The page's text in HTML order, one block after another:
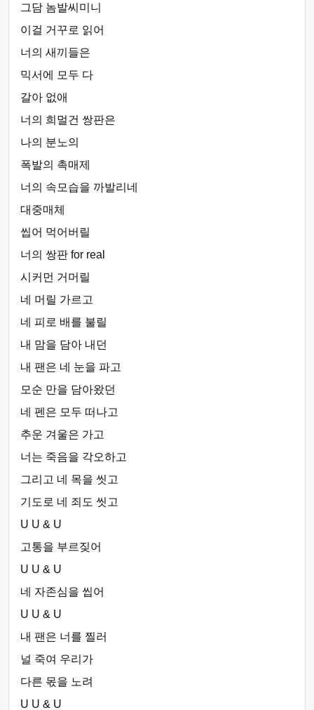
그담 놈발씨미니
이걸 거꾸로 읽어
너의 새끼들은
믹서에 모두 다
갈아 없애
너의 희멀건 쌍판은
나의 분노의
폭발의 촉매제
너의 속모습을 까발리네
대중매체
씹어 먹어버릴
너의 쌍판 for real
시커먼 거머릴
네 머릴 가르고
네 피로 배를 불릴
내 맘을 담아 내던
내 팬은 네 눈을 파고
모순 만을 담아왔던
네 펜은 모두 떠나고
추운 겨울은 가고
너는 죽음을 각오하고
그리고 네 목을 씻고
기도로 네 죄도 씻고
U U & U
고통을 부르짖어
U U & U
네 자존심을 씹어
U U & U
내 팬은 너를 찔러
널 죽여 우리가
다른 몫을 노려
U U & U